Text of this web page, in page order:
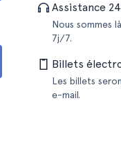
Assistance
Nous sommes
7j/7.
Billets
Les billets
e-mail.